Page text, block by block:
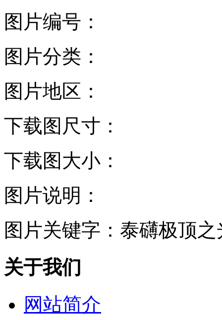
图片编号：
图片分类：
图片地区：
下载图尺寸：
下载图大小：
图片说明：
图片关键字： 泰礴极顶
关于我们
网站简介